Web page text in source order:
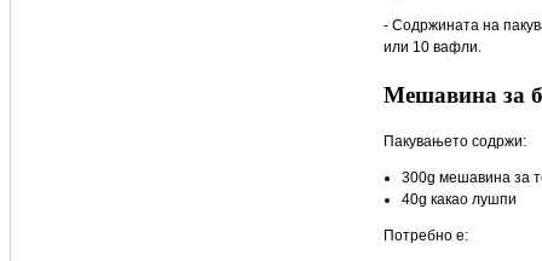
- Содржината на
или 10 вафли.
Мешавина за
Пакувањето содржи:
300g мешавина за
40g какао лушпи
Потребно е: